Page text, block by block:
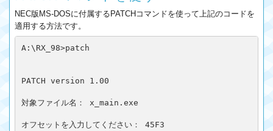
NEC版MS-DOSに付属するPATCHコマンドを使って上記のコードを
適用する方法です。
A:\RX_98>patch
PATCH version 1.00
対象ファイル名： x_main.exe
オフセットを入力してください： 45F3